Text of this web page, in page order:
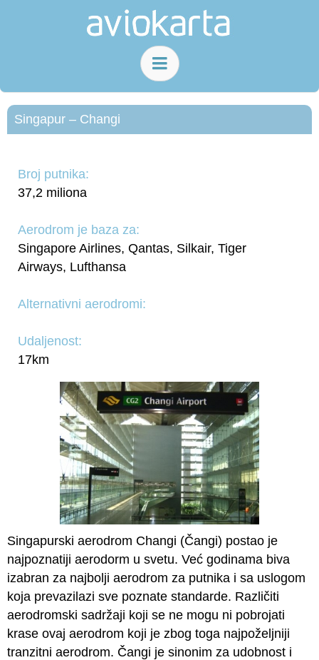
Singapur – Changi
Broj putnika:
37,2 miliona
Aerodrom je baza za:
Singapore Airlines, Qantas, Silkair, Tiger
Airways, Lufthansa
Alternativni aerodromi:
Udaljenost:
17km
Singapurski aerodrom Changi (Čangi) postao je
najpoznatiji aerodorm u svetu. Već godinama biva
izabran za najbolji aerodrom za putnika i sa uslogom
koja prevazilazi sve poznate standarde. Različiti
aerodromski sadržaji koji se ne mogu ni pobrojati
krase ovaj aerodrom koji je zbog toga najpoželjniji
tranzitni aerodrom. Čangi je sinonim za udobnost i